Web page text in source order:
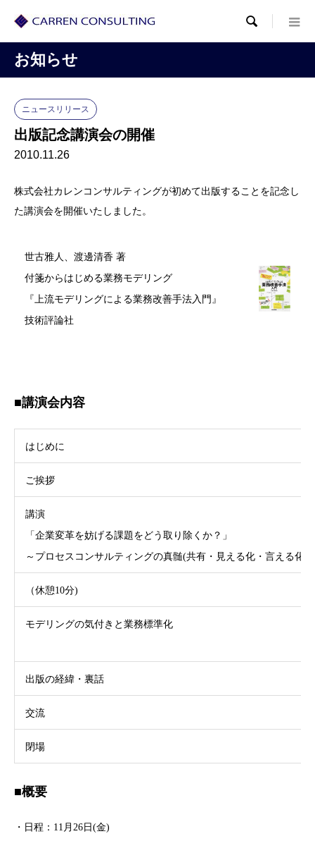

お知らせ
ニュースリリース
出版記念講演会の開催
2010.11.26
株式会社カレンコンサルティングが初めて出版することを記念し
た講演会を開催いたしました。
世古雅人、渡邊清香 著
付箋からはじめる業務モデリング
『上流モデリングによる業務改善手法入門』
技術評論社
■講演会内容
はじめに
ご挨拶
講演
「企業変革を妨げる課題をどう取り除くか？」
～プロセスコンサルティングの真髄(共有・見える化・言える化)
（休憩10分)
モデリングの気付きと業務標準化
出版の経緯・裏話
交流
閉場
■概要
・日程：11月26日(金)